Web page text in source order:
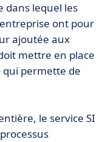
dans lequel les
ont pour
ajoutée aux
mettre en place
qui permette de
le service SI